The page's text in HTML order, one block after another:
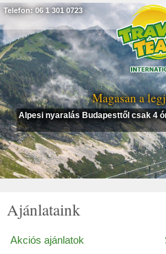
Magasan a
Alpesi nyaralás Budapesttől csak 4
Telefon: 06 1 301 0723
Ajánlataink
Akciós ajánlatok